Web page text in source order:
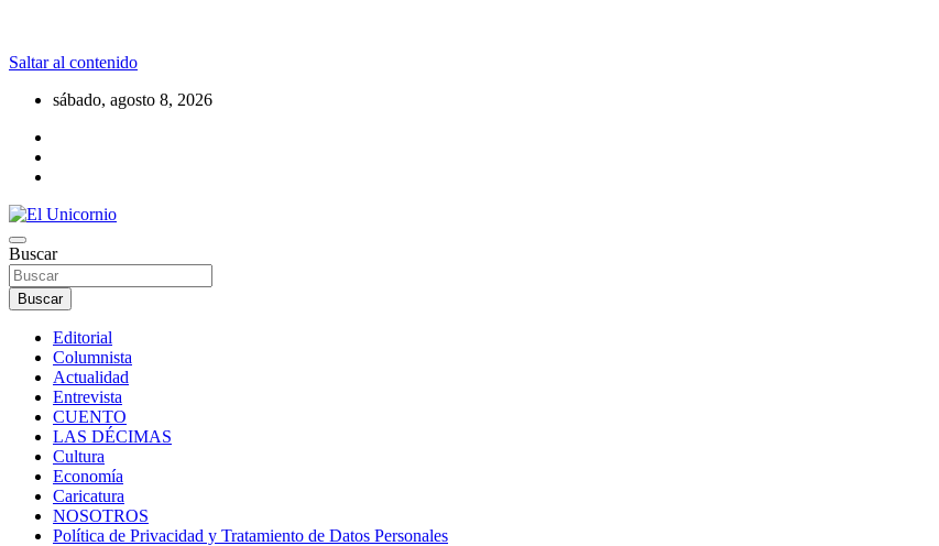
Saltar al contenido
sábado, agosto 8, 2026
El Unicornio
La realidad supera la fantasía
Buscar
Buscar
Editorial
Columnista
Actualidad
Entrevista
CUENTO
LAS DÉCIMAS
Cultura
Economía
Caricatura
NOSOTROS
Política de Privacidad y Tratamiento de Datos Personales